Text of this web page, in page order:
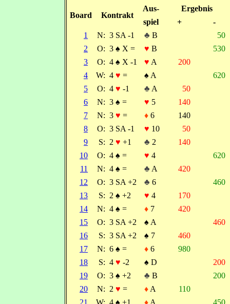
Board Kontrakt
Aus-
Ergebnis
spiel
+
-
1
N: 3 SA -1 ♣ B
50
2
O: 3 ♠ X = ♥ B
530
3
O: 4 ♠ X -1 ♥ A
200
4
W: 4 ♥ = ♠ A
620
5
O: 4 ♥ -1 ♣ A
50
6
N: 3 ♠ = ♥ 5
140
7
N: 3 ♥ = ♦ 6
140
8
O: 3 SA -1 ♥ 10
50
9
S: 2 ♥ +1 ♣ 2
140
10
O: 4 ♠ = ♥ 4
620
11
N: 4 ♠ = ♣ A
420
12
O: 3 SA +2 ♣ 6
460
13
S: 2 ♠ +2 ♥ 4
170
14
N: 4 ♠ = ♦ 7
420
15
O: 3 SA +2 ♠ A
460
16
S: 3 SA +2 ♠ 7
460
17
N: 6 ♠ = ♦ 6
980
18
S: 4 ♥ -2 ♠ D
200
19
O: 3 ♠ +2 ♣ B
200
20
N: 2 ♥ = ♦ A
110
21
W: 4 ♠ +1 ♦ A
450